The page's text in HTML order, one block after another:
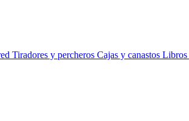
Tiradores y percheros Cajas y canastos Libros